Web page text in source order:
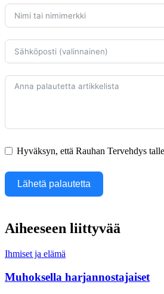
Hyväksyn, että Rauhan Tervehdys
Lähetä palautetta
Aiheeseen liittyvää
Ihmiset ja elämä
Muhoksella harjannostajaiset